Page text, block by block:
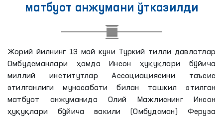
матбуот анжумани ўтказилди
Жорий йилнинг 13 май куни Туркий тилли давлатлар
Омбудсманлари ҳамда Инсон ҳуқуқлари бўйича
миллий институтлар Ассоциациясини таъсис
этилганлиги муносабати билан ташкил этилган
матбуот анжуманида Олий Мажлиснинг Инсон
ҳуқуқлари бўйича вакили (Омбудсман) Феруза